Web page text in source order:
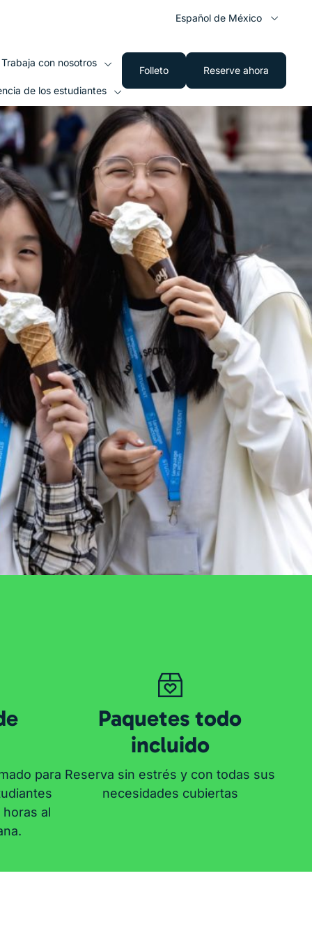
Español de México
Trabaja con nosotros
de los estudiantes
Folleto Reserve ahora
para
al
Paquetes todo
incluido
Reserva sin estrés y con todas sus
necesidades cubiertas